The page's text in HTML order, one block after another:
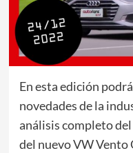
En esta edición
novedades de la
análisis completo
del nuevo VW Vento